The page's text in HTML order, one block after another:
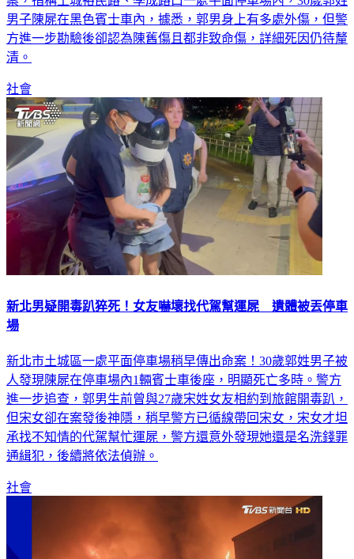
男子陳屍在黑色賓士車內，據悉，郭男身上有多處外傷，但警
方進一步勘驗後卻認為陳舊傷且都非致命傷，詳細死因仍待釐
清。
社會
新北男疑開毒趴猝死！女友嚇壞找代駕幫運屍 遺體被丟停車
場
新北市土城區一處平面停車場稍早傳出命案！30歲郭姓男子被
人發現陳屍在停車場內1輛賓士車後座，明顯死亡多時。警方
進一步追查，郭男生前曾與27歲宋姓女友相約到旅館開毒趴，
但宋女卻在案發後神隱，稍早警方已循線帶回宋女，宋女才坦
承找不知情的代駕幫忙運屍，警方還意外發現她還是名洗錢罪
通緝犯，後續將依法偵辦。
社會